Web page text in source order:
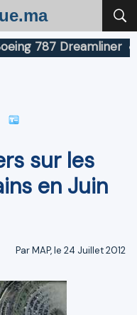
787 Dreamliner
sur les
en Juin
Par MAP, le 24 Juillet 2012